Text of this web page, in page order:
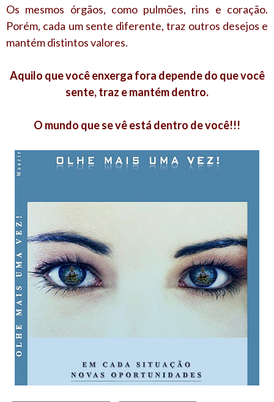
Os mesmos órgãos, como pulmões, rins e coração.
Porém, cada um sente diferente, traz outros desejos e
mantém distintos valores.
Aquilo que você enxerga fora depende do que você
sente, traz e mantém dentro.
O mundo que se vê está dentro de você!!!